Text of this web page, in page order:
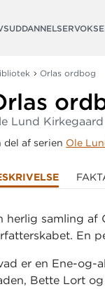
Orlas ordbog
Lund Kirkegaard
del af serien Ole
herlig samling
En
er en Ene-og-
Bette Lort